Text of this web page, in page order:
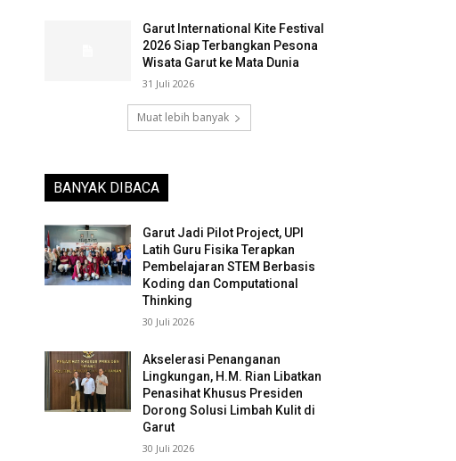
Garut International Kite Festival
2026 Siap Terbangkan Pesona
Wisata Garut ke Mata Dunia
31 Juli 2026
Muat lebih banyak
BANYAK DIBACA
Garut Jadi Pilot Project, UPI
Latih Guru Fisika Terapkan
Pembelajaran STEM Berbasis
Koding dan Computational
Thinking
30 Juli 2026
Akselerasi Penanganan
Lingkungan, H.M. Rian Libatkan
Penasihat Khusus Presiden
Dorong Solusi Limbah Kulit di
Garut
30 Juli 2026